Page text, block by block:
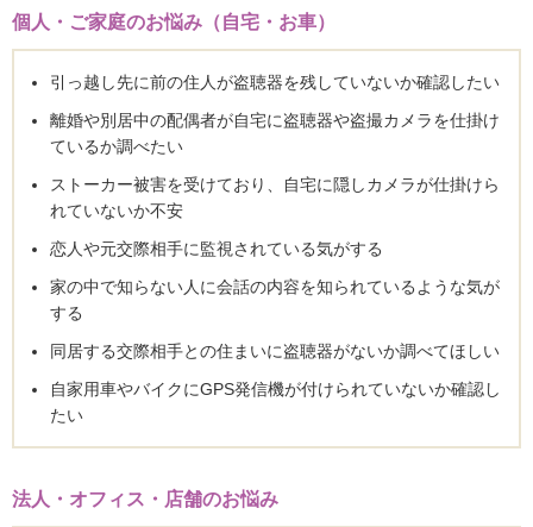
個人・ご家庭のお悩み（自宅・お車）
引っ越し先に前の住人が盗聴器を残していないか確認したい
離婚や別居中の配偶者が自宅に盗聴器や盗撮カメラを仕掛け
ているか調べたい
ストーカー被害を受けており、自宅に隠しカメラが仕掛けら
れていないか不安
恋人や元交際相手に監視されている気がする
家の中で知らない人に会話の内容を知られているような気が
する
同居する交際相手との住まいに盗聴器がないか調べてほしい
自家用車やバイクにGPS発信機が付けられていないか確認し
たい
法人・オフィス・店舗のお悩み